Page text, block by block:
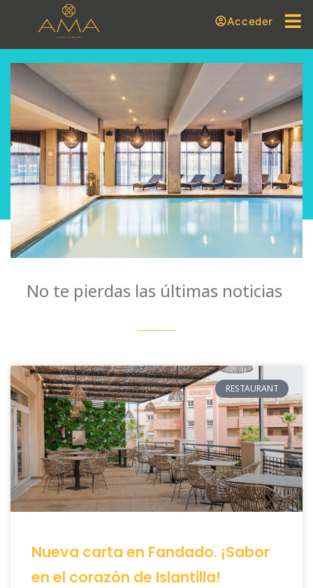
Acceder
No te pierdas las últimas noticias
RESTAURANT
Nueva carta en Fandado. ¡Sabor
en el corazón de Islantilla!